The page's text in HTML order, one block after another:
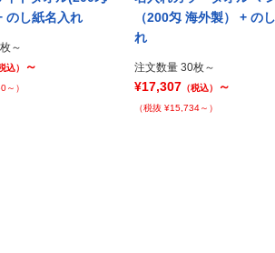
のし紙名入れ
～
込） ～
～）
（200匁 海外製） + の
れ
注文数量 30枚～
¥17,307 （税込） ～
（税抜 ¥15,734～）